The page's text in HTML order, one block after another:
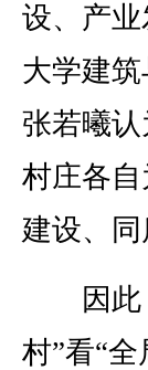
设、产
大学建
张若曦
村庄各
建设、同
因此，
村”看“